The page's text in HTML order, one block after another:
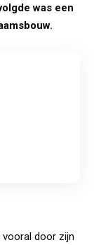
was een
vooral door zijn